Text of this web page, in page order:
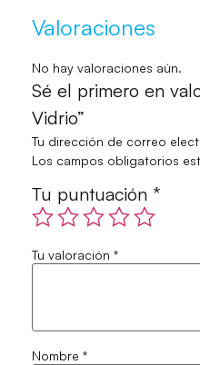
Valoraciones
No hay valoraciones aún.
Sé el primero en
Vidrio”
Tu dirección de correo
Los campos obligatorios
Tu puntuación *
Tu valoración *
Nombre *